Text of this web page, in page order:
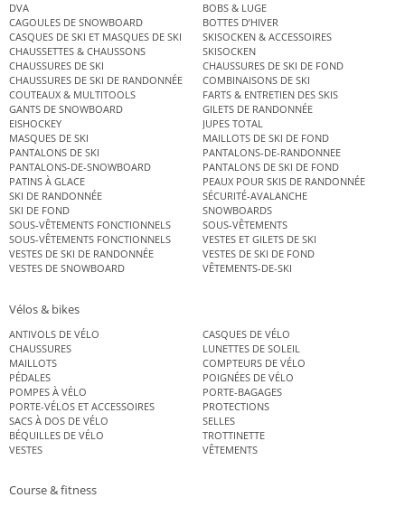
DVA
BOBS & LUGE
CAGOULES DE SNOWBOARD
BOTTES D’HIVER
CASQUES DE SKI ET MASQUES DE SKI
SKISOCKEN & ACCESSOIRES
CHAUSSETTES & CHAUSSONS
SKISOCKEN
CHAUSSURES DE SKI
CHAUSSURES DE SKI DE FOND
CHAUSSURES DE SKI DE RANDONNÉE
COMBINAISONS DE SKI
COUTEAUX & MULTITOOLS
FARTS & ENTRETIEN DES SKIS
GANTS DE SNOWBOARD
GILETS DE RANDONNÉE
EISHOCKEY
JUPES TOTAL
MASQUES DE SKI
MAILLOTS DE SKI DE FOND
PANTALONS DE SKI
PANTALONS-DE-RANDONNEE
PANTALONS-DE-SNOWBOARD
PANTALONS DE SKI DE FOND
PATINS À GLACE
PEAUX POUR SKIS DE RANDONNÉE
SKI DE RANDONNÉE
SÉCURITÉ-AVALANCHE
SKI DE FOND
SNOWBOARDS
SOUS-VÊTEMENTS FONCTIONNELS
SOUS-VÊTEMENTS
SOUS-VÊTEMENTS FONCTIONNELS
VESTES ET GILETS DE SKI
VESTES DE SKI DE RANDONNÉE
VESTES DE SKI DE FOND
VESTES DE SNOWBOARD
VÊTEMENTS-DE-SKI
Vélos & bikes
ANTIVOLS DE VÉLO
CASQUES DE VÉLO
CHAUSSURES
LUNETTES DE SOLEIL
MAILLOTS
COMPTEURS DE VÉLO
PÉDALES
POIGNÉES DE VÉLO
POMPES À VÉLO
PORTE-BAGAGES
PORTE-VÉLOS ET ACCESSOIRES
PROTECTIONS
SACS À DOS DE VÉLO
SELLES
BÉQUILLES DE VÉLO
TROTTINETTE
VESTES
VÊTEMENTS
Course & fitness